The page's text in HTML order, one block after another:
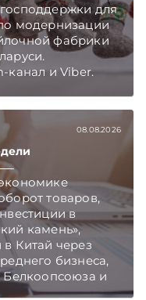
для
модернизации
фабрики
и Viber.
— раньше,
08.08.2026
товаров,
в
камень»,
Китай через
бизнеса,
Белкоопсоюза и